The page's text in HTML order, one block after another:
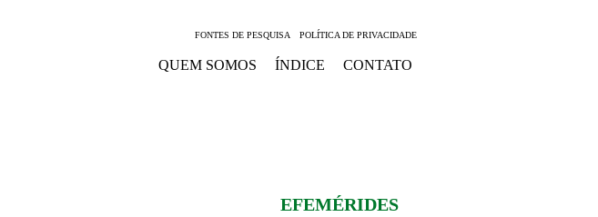
FONTES DE PESQUISA POLÍTICA DE PRIVACIDADE
QUEM SOMOS ÍNDICE CONTATO
EFEMÉRIDES